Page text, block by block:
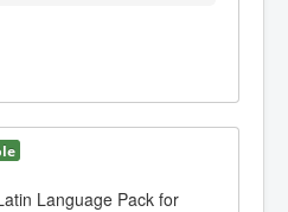
Language Pack for